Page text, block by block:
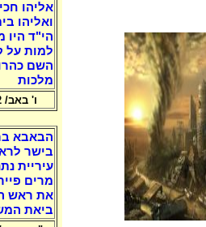
אליהו
ואליהו
הי"ד היו
למות על
השם
מלכות
ו' באב/ 3.8.22
הבאבא
בישר
עיריית
מרים
את ראש
ביאת